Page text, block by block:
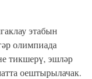
этабын
олимпиада
тикшерү, эшләр
оештырылачак.